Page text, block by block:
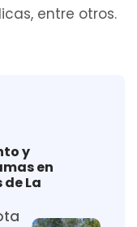
entre otros.
y
en
La